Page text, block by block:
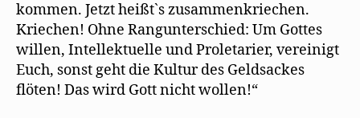
kommen. Jetzt heißt`s zusammenkriechen.
Kriechen! Ohne Rangunterschied: Um Gottes
willen, Intellektuelle und Proletarier, vereinigt
Euch, sonst geht die Kultur des Geldsackes
ﬂöten! Das wird Gott nicht wollen!“